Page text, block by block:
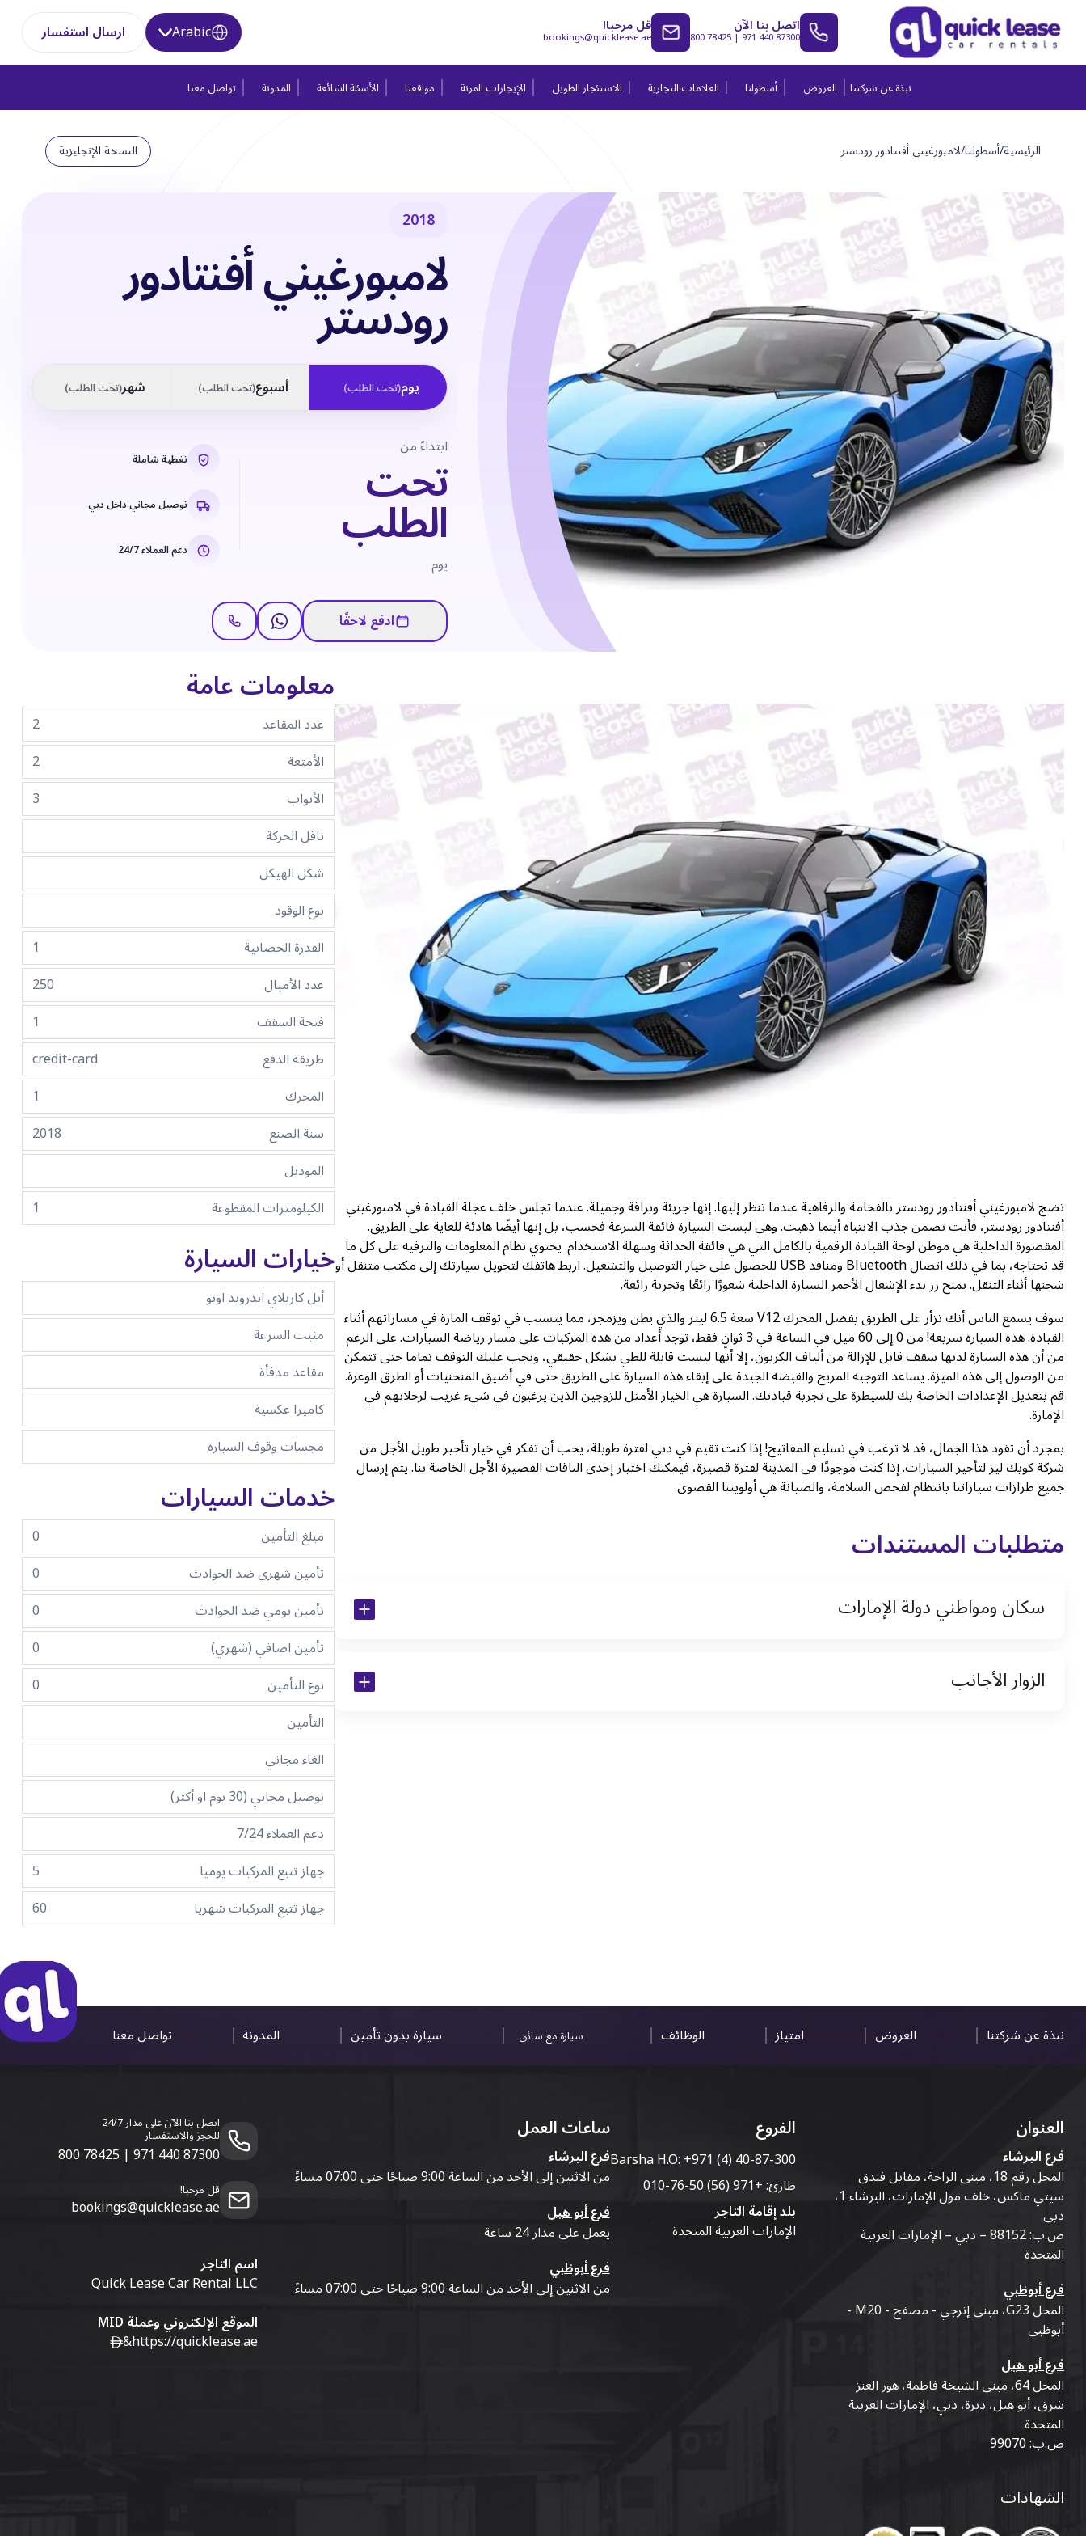
اتصل بنا الآن800 78425 |971 440 87300 قل مرحبا!
bookings@quicklease.ae
Arabic ارسال استفسار
نبذة عن شركتنا العروض أسطولنا العلامات التجارية الاستئجار الطويل الإيجارات المرنة مواقعنا الأسئلة الشائعة المدونة تواصل معنا
الرئيسية/أسطولنا/لامبورغيني أفنتادور رودستر النسخة الإنجليزية
2018
لامبورغيني أفنتادور
رودستر
يوم(تحت الطلب) أسبوع(تحت الطلب) شهر(تحت الطلب)
ابتداءً من
تحت
الطلب
يوم
تغطية شاملة
توصيل مجاني داخل دبي
دعم العملاء 24/7
ادفع لاحقًا
تضج لامبورغيني أفنتادور رودستر بالفخامة والرفاهية عندما تنظر إليها. إنها جريئة وبراقة وجميلة. عندما تجلس خلف عجلة القيادة في لامبورغيني
أفنتادور رودستر، فأنت تضمن جذب الانتباه أينما ذهبت. وهي ليست السيارة فائقة السرعة فحسب، بل إنها أيضًا هادئة للغاية على الطريق.
المقصورة الداخلية هي موطن لوحة القيادة الرقمية بالكامل التي هي فائقة الحداثة وسهلة الاستخدام. يحتوي نظام المعلومات والترفيه على كل ما
قد تحتاجه، بما في ذلك اتصال Bluetooth ومنافذ USB للحصول على خيار التوصيل والتشغيل. اربط هاتفك لتحويل سيارتك إلى مكتب متنقل أو
شحنها أثناء التنقل. يمنح زر بدء الإشعال الأحمر السيارة الداخلية شعورًا رائعًا وتجربة رائعة.
سوف يسمع الناس أنك تزأر على الطريق بفضل المحرك V12 سعة 6.5 ليتر والذي يطن ويزمجر، مما يتسبب في توقف المارة في مساراتهم أثناء
القيادة. هذه السيارة سريعة! من 0 إلى 60 ميل في الساعة في 3 ثوانٍ فقط، توجد أعداد من هذه المركبات على مسار رياضة السيارات. على الرغم
من أن هذه السيارة لديها سقف قابل للإزالة من ألياف الكربون، إلا أنها ليست قابلة للطي بشكل حقيقي، ويجب عليك التوقف تماما حتى تتمكن
من الوصول إلى هذه الميزة. يساعد التوجيه المريح والقبضة الجيدة على إبقاء هذه السيارة على الطريق حتى في أضيق المنحنيات أو الطرق الوعرة.
قم بتعديل الإعدادات الخاصة بك للسيطرة على تجربة قيادتك. السيارة هي الخيار الأمثل للزوجين الذين يرغبون في شيء غريب لرحلاتهم في
الإمارة.
بمجرد أن تقود هذا الجمال، قد لا ترغب في تسليم المفاتيح! إذا كنت تقيم في دبي لفترة طويلة، يجب أن تفكر في خيار تأجير طويل الأجل من
شركة كويك ليز لتأجير السيارات. إذا كنت موجودًا في المدينة لفترة قصيرة، فيمكنك اختيار إحدى الباقات القصيرة الأجل الخاصة بنا. يتم إرسال
جميع طرازات سياراتنا بانتظام لفحص السلامة، والصيانة هي أولويتنا القصوى.
متطلبات المستندات
سكان ومواطني دولة الإمارات
نسخة من تأشيرة الاقامة
الزوار الأجانب
معلومات عامة
عدد المقاعد
2
الأمتعة
2
الأبواب
3
ناقل الحركة
شكل الهيكل
نوع الوقود
القدرة الحصانية
1
عدد الأميال
250
فتحة السقف
1
طريقة الدفع
credit-card
المحرك
1
سنة الصنع
2018
الموديل
الكيلومترات المقطوعة
1
خيارات السيارة
أبل كاربلاي اندرويد اوتو
مثبت السرعة
مقاعد مدفأة
كاميرا عكسية
مجسات وقوف السيارة
خدمات السيارات
مبلغ التأمين
0
تأمين شهري ضد الحوادث
0
تأمين يومي ضد الحوادث
0
تأمين اضافي (شهري)
0
نوع التأمين
0
التأمين
الغاء مجاني
توصيل مجاني (30 يوم او أكثر)
دعم العملاء 7/24
جهاز تتبع المركبات يوميا
5
جهاز تتبع المركبات شهريا
60
نبذة عن شركتنا العروض امتياز الوظائف سيارة مع سائق سيارة بدون تأمين المدونة تواصل معنا
العنوان
فرع البرشاء
المحل رقم 18، مبنى الراحة، مقابل فندق
سيتي ماكس، خلف مول الإمارات، البرشاء 1،
دبي
ص.ب: 88152 – دبي – الإمارات العربية
المتحدة
فرع أبوظبي
المحل G23، مبنى إنرجي - مصفح - M20 -
أبوظبي
فرع أبو هيل
المحل 64، مبنى الشيخة فاطمة، هور العنز
شرق، أبو هيل، ديرة، دبي، الإمارات العربية
المتحدة
ص.ب: 99070
الفروع
Barsha H.O:+971 (4) 40-87-300
طارئ:+971 (56) 50-76-010
بلد إقامة التاجر
الإمارات العربية المتحدة
ساعات العمل
فرع البرشاء
من الاثنين إلى الأحد من الساعة 9:00 صباحًا حتى 07:00 مساءً
فرع أبو هيل
يعمل على مدار 24 ساعة
فرع أبوظبي
من الاثنين إلى الأحد من الساعة 9:00 صباحًا حتى 07:00 مساءً
اتصل بنا الآن على مدار 24/7
للحجز والاستفسار
800 78425 | 971 440 87300
قل مرحبا!
bookings@quicklease.ae
اسم التاجر
Quick Lease Car Rental LLC
الموقع الإلكتروني وعملة MID
https://quicklease.ae
&
الشهادات